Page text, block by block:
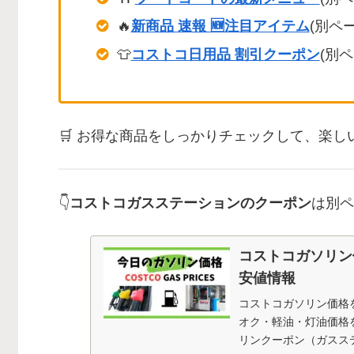
🔥新商品 速報 🆕注目アイテム(別ペ
👕コストコ日用品 割引クーポン(別
🛒 お得な商品をしっかりチェックして、楽
👇コストコガスステーションのクーポンは別
コストコガソリ
安値情報
コストコガソリン価
オク・軽油・灯油価
リンクーポン（ガス